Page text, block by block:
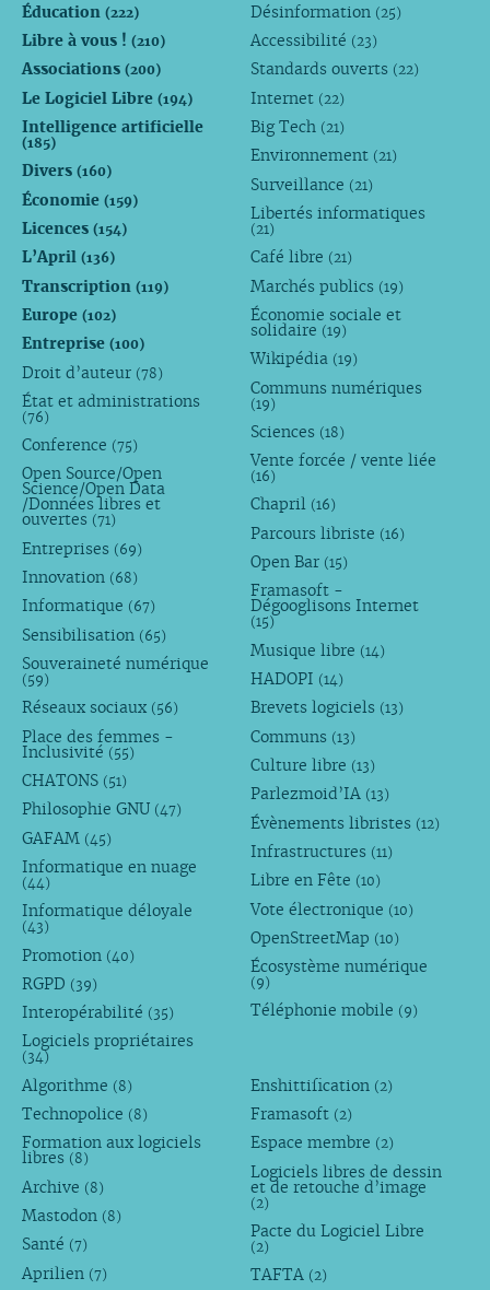
Éducation (222)
Libre à vous ! (210)
Associations (200)
Le Logiciel Libre (194)
Intelligence artificielle
(185)
Divers (160)
Économie (159)
Licences (154)
L’April (136)
Transcription (119)
Europe (102)
Entreprise (100)
Droit d’auteur (78)
État et administrations
(76)
Conference (75)
Open Source/Open
Science/Open Data
/Données libres et
ouvertes (71)
Entreprises (69)
Innovation (68)
Informatique (67)
Sensibilisation (65)
Souveraineté numérique
(59)
Réseaux sociaux (56)
Place des femmes -
Inclusivité (55)
CHATONS (51)
Philosophie GNU (47)
GAFAM (45)
Informatique en nuage
(44)
Informatique déloyale
(43)
Promotion (40)
RGPD (39)
Interopérabilité (35)
Logiciels propriétaires
(34)
Désinformation (25)
Accessibilité (23)
Standards ouverts (22)
Internet (22)
Big Tech (21)
Environnement (21)
Surveillance (21)
Libertés informatiques
(21)
Café libre (21)
Marchés publics (19)
Économie sociale et
solidaire (19)
Wikipédia (19)
Communs numériques
(19)
Sciences (18)
Vente forcée / vente liée
(16)
Chapril (16)
Parcours libriste (16)
Open Bar (15)
Framasoft -
Dégooglisons Internet
(15)
Musique libre (14)
HADOPI (14)
Brevets logiciels (13)
Communs (13)
Culture libre (13)
Parlezmoid’IA (13)
Évènements libristes (12)
Infrastructures (11)
Libre en Fête (10)
Vote électronique (10)
OpenStreetMap (10)
Écosystème numérique
(9)
Téléphonie mobile (9)
Algorithme (8)
Technopolice (8)
Formation aux logiciels
libres (8)
Archive (8)
Mastodon (8)
Santé (7)
Aprilien (7)
Enshittification (2)
Framasoft (2)
Espace membre (2)
Logiciels libres de dessin
et de retouche d’image
(2)
Pacte du Logiciel Libre
(2)
TAFTA (2)